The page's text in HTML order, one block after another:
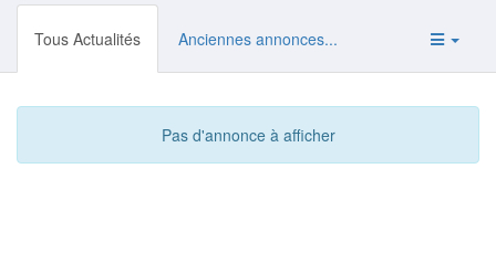
Tous Actualités Anciennes annonces...
Pas d'annonce à afficher